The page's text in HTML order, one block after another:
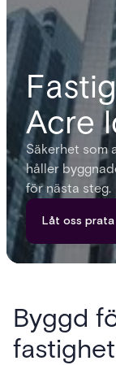
Acre
Säkerhet som
håller
för nästa steg.
Låt oss prata
Byggd